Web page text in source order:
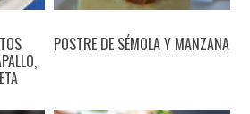
POSTRE DE SÉMOLA Y MANZANA